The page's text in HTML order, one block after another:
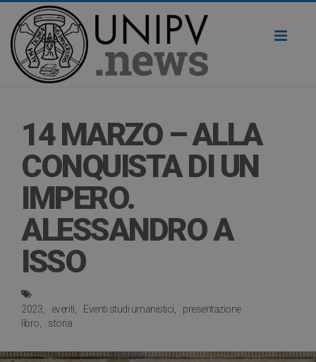
14 MARZO – ALLA
CONQUISTA DI UN
IMPERO.
ALESSANDRO A
ISSO
2023 eventi Eventi studi umanistici
presentazione
libro
storia